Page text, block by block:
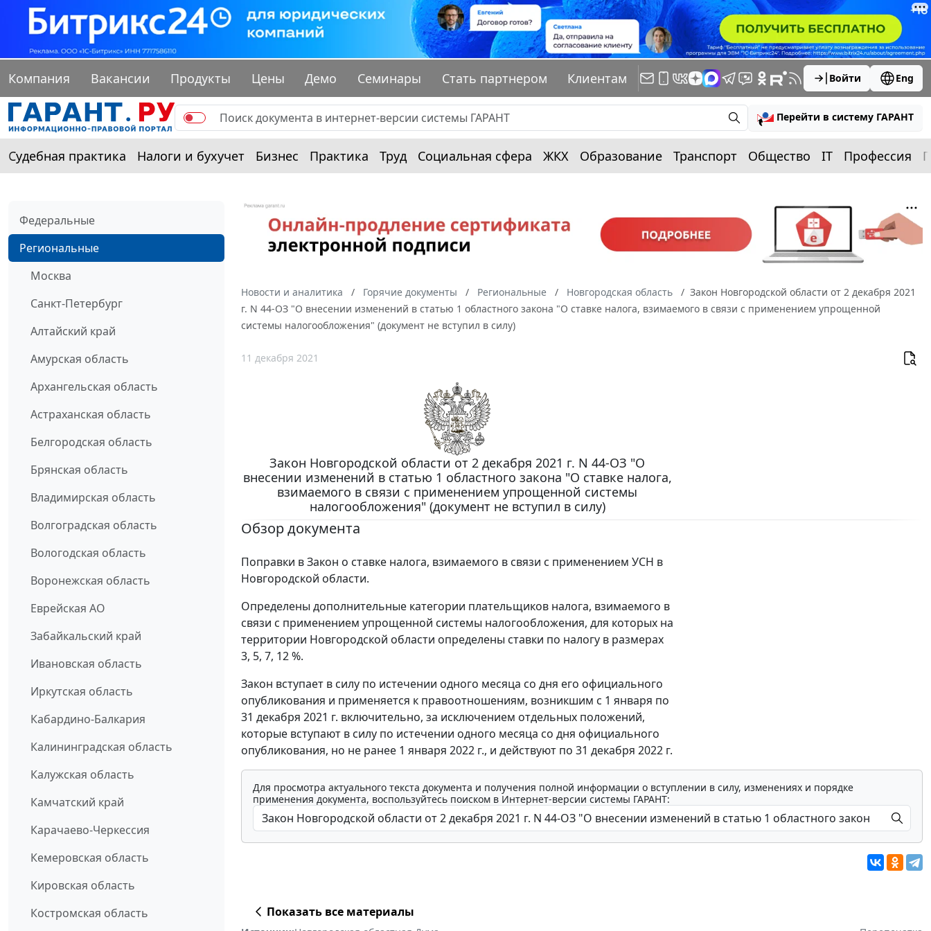
Компания Вакансии Продукты Цены Демо Семинары Стать партнером Клиентам Войти Eng
Перейти в систему ГАРАНТ
Судебная практика Налоги и бухучет Бизнес Практика Труд Социальная сфера ЖКХ Образование Транспорт Общество IT Профессия
Федеральные
Региональные
Москва
Санкт-Петербург
Алтайский край
Амурская область
Архангельская область
Астраханская область
Белгородская область
Брянская область
Владимирская область
Волгоградская область
Вологодская область
Воронежская область
Еврейская АО
Забайкальский край
Ивановская область
Иркутская область
Кабардино-Балкария
Калининградская область
Калужская область
Камчатский край
Карачаево-Черкессия
Кемеровская область
Кировская область
Костромская область
Новости и аналитика Горячие документы Региональные Новгородская область
Закон Новгородской области от 2 декабря 2021
г. N 44-ОЗ "О внесении изменений в статью 1 областного закона "О ставке налога, взимаемого в связи с применением упрощенной
системы налогообложения" (документ не вступил в силу)
11 декабря 2021
Закон Новгородской области от 2 декабря 2021 г. N 44-ОЗ "О
внесении изменений в статью 1 областного закона "О ставке налога,
взимаемого в связи с применением упрощенной системы
налогообложения" (документ не вступил в силу)
Обзор документа
Поправки в Закон о ставке налога, взимаемого в связи с применением УСН в
Новгородской области.
Определены дополнительные категории плательщиков налога, взимаемого в
связи с применением упрощенной системы налогообложения, для которых на
территории Новгородской области определены ставки по налогу в размерах
3, 5, 7, 12 %.
Закон вступает в силу по истечении одного месяца со дня его официального
опубликования и применяется к правоотношениям, возникшим с 1 января по
31 декабря 2021 г. включительно, за исключением отдельных положений,
которые вступают в силу по истечении одного месяца со дня официального
опубликования, но не ранее 1 января 2022 г., и действуют по 31 декабря 2022 г.
Для просмотра актуального текста документа и получения полной информации о вступлении в силу, изменениях и порядке
применения документа, воспользуйтесь поиском в Интернет-версии системы ГАРАНТ:
Показать все материалы